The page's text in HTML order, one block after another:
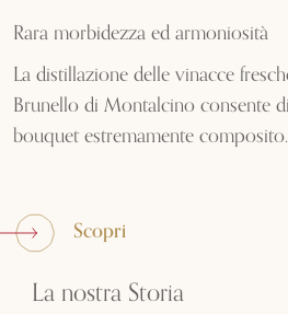
Rara morbidezza ed armoniosità
La distillazione delle vinacce
Brunello di Montalcino consente
bouquet estremamente composito.
Scopri
La nostra Storia